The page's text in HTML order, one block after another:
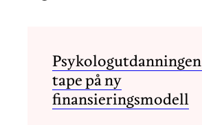
tape på ny
finansieringsmodell